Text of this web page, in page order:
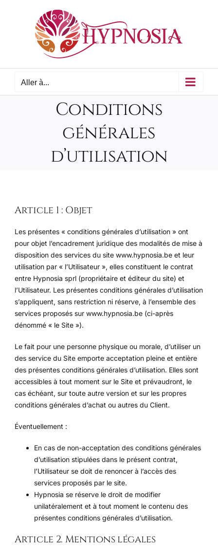
Aller à...
Conditions
générales
d’utilisation
Article 1 : Objet
Les présentes « conditions générales d’utilisation » ont
pour objet l’encadrement juridique des modalités de mise à
disposition des services du site www.hypnosia.be et leur
utilisation par « l’Utilisateur », elles constituent le contrat
entre Hypnosia sprl (propriétaire et éditeur du site) et
l’Utilisateur. Les présentes conditions générales d’utilisation
s’appliquent, sans restriction ni réserve, à l’ensemble des
services proposés sur www.hypnosia.be (ci-après
dénommé « le Site »).
Le fait pour une personne physique ou morale, d’utiliser un
des service du Site emporte acceptation pleine et entière
des présentes conditions générales d’utilisation. Elles sont
accessibles à tout moment sur le Site et prévaudront, le
cas échéant, sur toute autre version et sur les propres
conditions générales d’achat ou autres du Client.
Éventuellement :
En cas de non-acceptation des conditions générales
d’utilisation stipulées dans le présent contrat,
l’Utilisateur se doit de renoncer à l’accès des
services proposés par le site.
Hypnosia se réserve le droit de modifier
unilatéralement et à tout moment le contenu des
présentes conditions générales d’utilisation.
Article 2. Mentions légales